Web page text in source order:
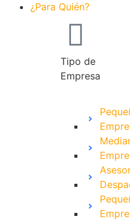
¿Para Quién?
Tipo de
Empresa